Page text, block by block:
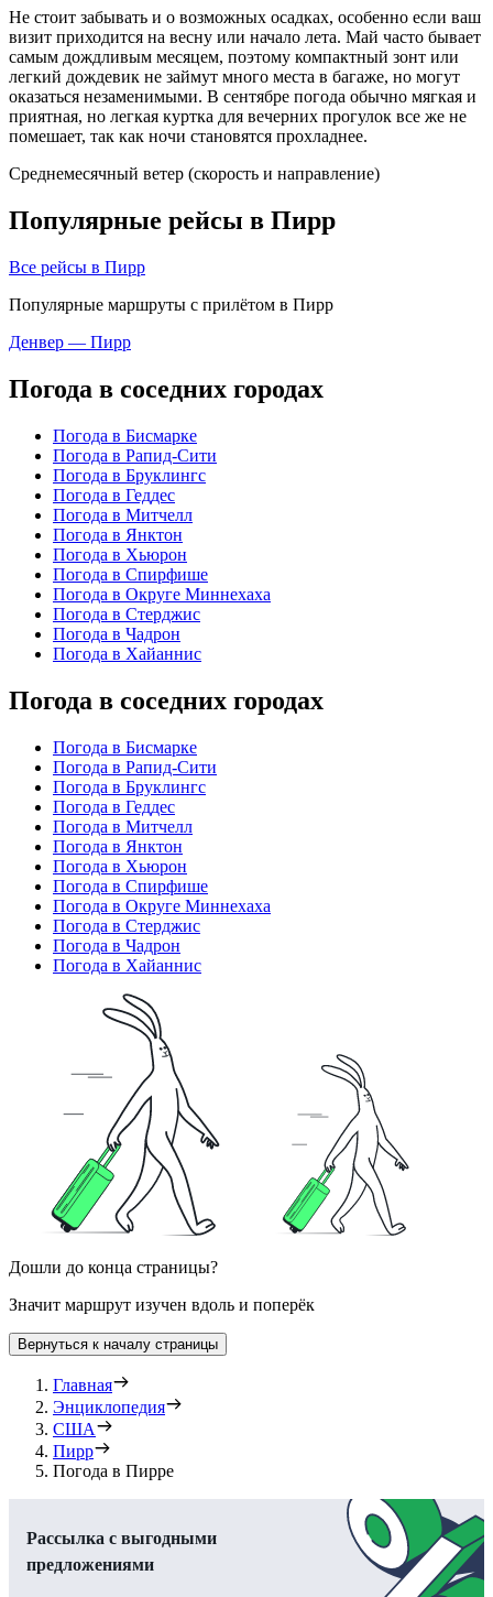
Не стоит забывать и о возможных осадках, особенно если ваш
визит приходится на весну или начало лета. Май часто бывает
самым дождливым месяцем, поэтому компактный зонт или
легкий дождевик не займут много места в багаже, но могут
оказаться незаменимыми. В сентябре погода обычно мягкая и
приятная, но легкая куртка для вечерних прогулок все же не
помешает, так как ночи становятся прохладнее.
Среднемесячный ветер (скорость и направление)
Популярные рейсы в Пирр
Все рейсы в Пирр
Популярные маршруты с прилётом в Пирр
Денвер — Пирр
Погода в соседних городах
Погода в Бисмарке
Погода в Рапид-Сити
Погода в Бруклингс
Погода в Геддес
Погода в Митчелл
Погода в Янктон
Погода в Хьюрон
Погода в Спирфише
Погода в Округе Миннехаха
Погода в Стерджис
Погода в Чадрон
Погода в Хайаннис
Погода в соседних городах
Погода в Бисмарке
Погода в Рапид-Сити
Погода в Бруклингс
Погода в Геддес
Погода в Митчелл
Погода в Янктон
Погода в Хьюрон
Погода в Спирфише
Погода в Округе Миннехаха
Погода в Стерджис
Погода в Чадрон
Погода в Хайаннис
Дошли до конца страницы?
Значит маршрут изучен вдоль и поперёк
Вернуться к началу страницы
Главная
Энциклопедия
США
Пирр
Погода в Пирре
Рассылка с выгодными
предложениями